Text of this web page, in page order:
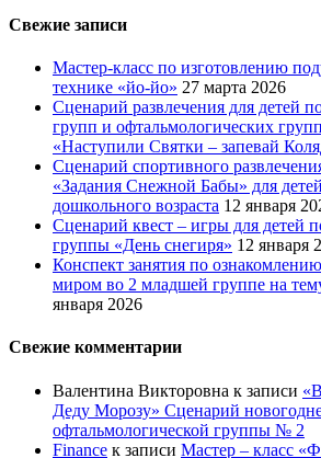
Свежие записи
Мастер-класс по изготовлению
технике «йо-йо» 27 марта 2026
Сценарий развлечения для детей
групп и офтальмологических
«Наступили Святки – запевай
Сценарий спортивного
«Задания Снежной Бабы» для
дошкольного возраста 12 января
Сценарий квест – игры для детей
группы «День снегиря» 12 января
Конспект занятия по
миром во 2 младшей группе на
января 2026
Свежие комментарии
Валентина Викторовна к записи
Деду Морозу» Сценарий
офтальмологической группы № 2
Finance к записи Мастер – класс